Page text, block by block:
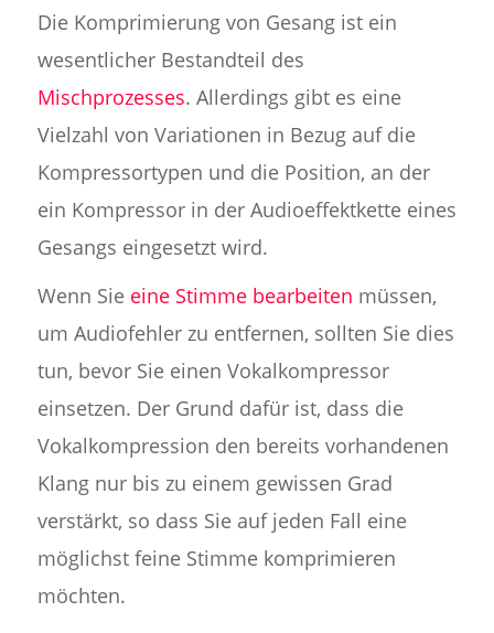
Die Komprimierung von Gesang ist ein
wesentlicher Bestandteil des
Mischprozesses. Allerdings gibt es eine
Vielzahl von Variationen in Bezug auf die
Kompressortypen und die Position, an der
ein Kompressor in der Audioeffektkette eines
Gesangs eingesetzt wird.
Wenn Sie eine Stimme bearbeiten müssen,
um Audiofehler zu entfernen, sollten Sie dies
tun, bevor Sie einen Vokalkompressor
einsetzen. Der Grund dafür ist, dass die
Vokalkompression den bereits vorhandenen
Klang nur bis zu einem gewissen Grad
verstärkt, so dass Sie auf jeden Fall eine
möglichst feine Stimme komprimieren
möchten.